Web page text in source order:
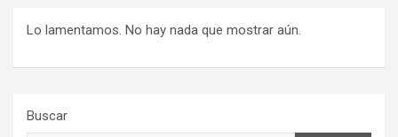
Lo lamentamos. No hay nada que mostrar aún.
Buscar